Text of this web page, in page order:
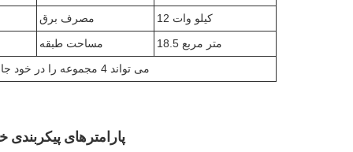
مصرف برق
12 کیلو وات
مساحت طبقه
18.5 متر مربع
1 کانتینر حمل و نقل 40HQ می تواند 4 مجموعه را در خود جای دهد
پارامترهای پیکربندی